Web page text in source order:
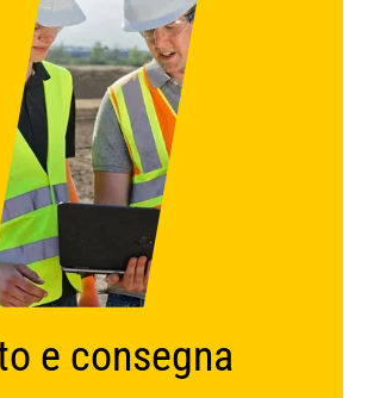
e consegna